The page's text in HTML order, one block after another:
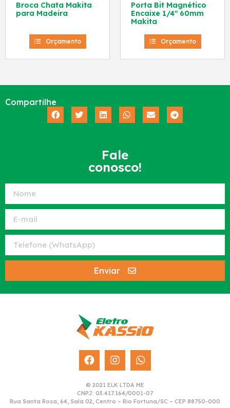
Broca Chata Makita
para Madeira
Orçamento
Porta Bit Magnético
Encaixe 1/4″ 60mm
Makita
Orçamento
Compartilhe
Fale
conosco!
Enviar
© 2021 ELK LTDA ME
CNPJ: 03.417.164/0001-07
Rua Santa Rosa, 64, Sala 02, Centro – Rio Fortuna/SC – CEP 88750-000